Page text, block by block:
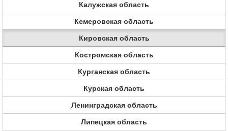
Калужская область
Кемеровская область
Кировская область
Костромская область
Курганская область
Курская область
Ленинградская область
Липецкая область